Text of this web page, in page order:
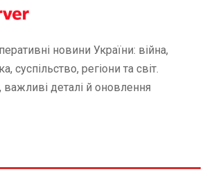
новини України: війна,
суспільство, регіони та світ.
важливі деталі й оновлення